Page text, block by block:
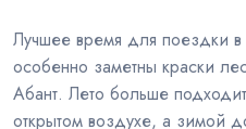
Лучшее время для поездки
особенно заметны краски
Абант. Лето больше
открытом воздухе, а зимой